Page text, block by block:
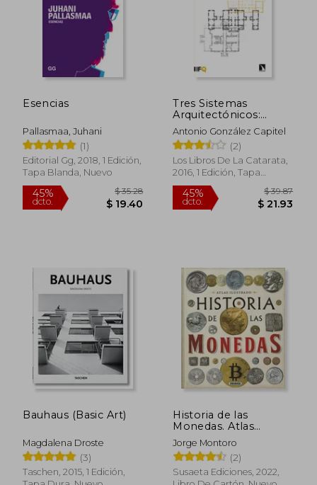
45%
dcto. $ 25.34
40%
dcto. $
Esencias
Pallasmaa, Juhani
(1)
Editorial Gg, 2018, 1 Edición,
Tapa Blanda, Nuevo
Tres Sistemas
Arquitectónicos:
Patios, Partes y
Forma Compacta
Antonio González Capitel
(2)
Los Libros De La Catarata,
2016, 1 Edición, Tapa
Blanda, Nuevo
Bauhaus (Basic Art)
Magdalena Droste
(3)
Taschen, 2015, 1 Edición,
Historia de las
Monedas. Atlas
Ilustrado
Jorge Montoro
(2)
Susaeta Ediciones, 2022,